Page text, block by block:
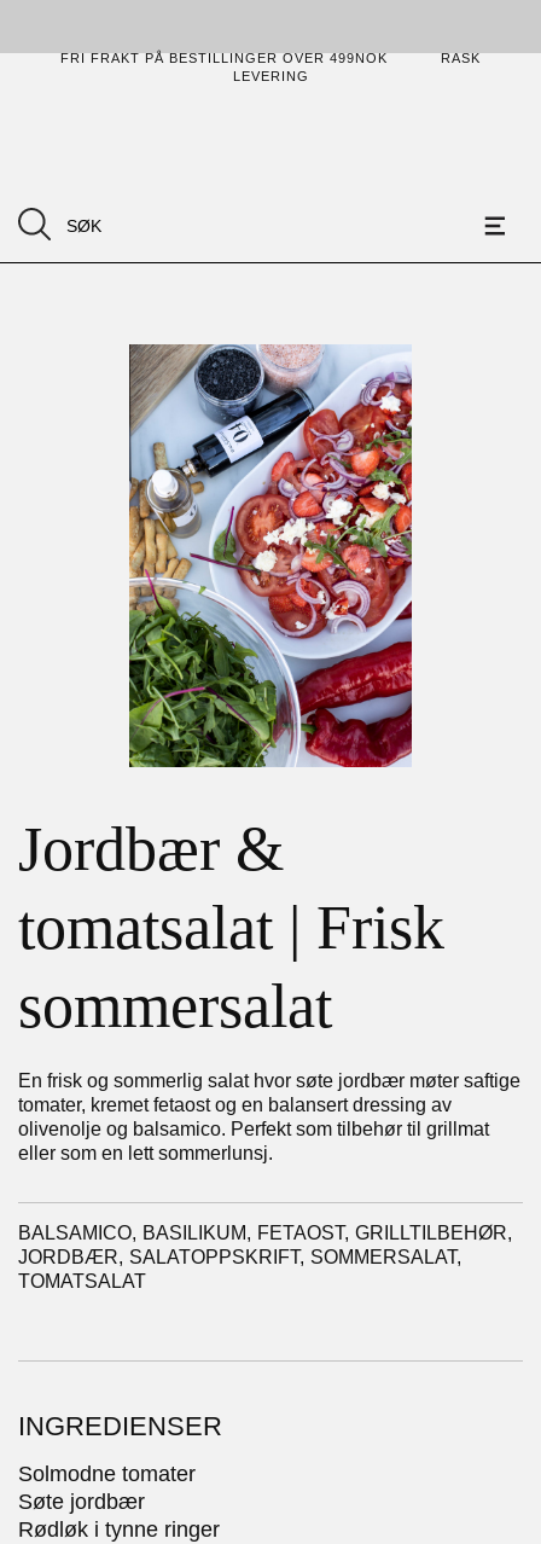
FRI FRAKT PÅ BESTILLINGER OVER 499NOK
RASK
LEVERING
Jordbær &
tomatsalat | Frisk
sommersalat
En frisk og sommerlig salat hvor søte jordbær møter saftige
tomater, kremet fetaost og en balansert dressing av
olivenolje og balsamico. Perfekt som tilbehør til grillmat
eller som en lett sommerlunsj.
BALSAMICO, BASILIKUM, FETAOST, GRILLTILBEHØR,
JORDBÆR, SALATOPPSKRIFT, SOMMERSALAT,
TOMATSALAT
INGREDIENSER
Solmodne tomater
Søte jordbær
Rødløk i tynne ringer